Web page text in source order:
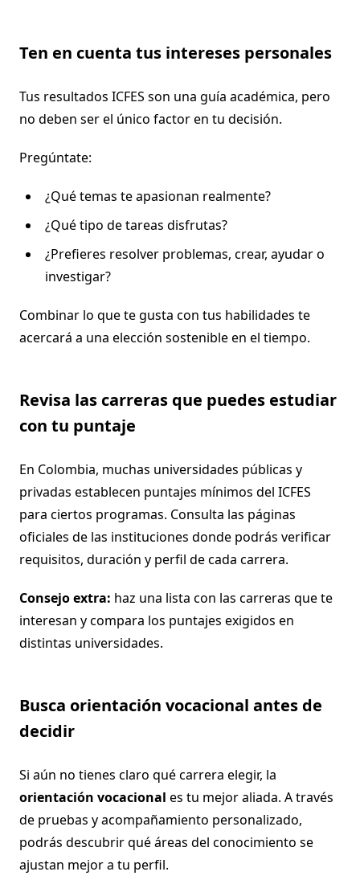
Ten en cuenta tus intereses personales
Tus resultados ICFES son una guía académica, pero
no deben ser el único factor en tu decisión.
Pregúntate:
¿Qué temas te apasionan realmente?
¿Qué tipo de tareas disfrutas?
¿Prefieres resolver problemas, crear, ayudar o
investigar?
Combinar lo que te gusta con tus habilidades te
acercará a una elección sostenible en el tiempo.
Revisa las carreras que puedes estudiar
con tu puntaje
En Colombia, muchas universidades públicas y
privadas establecen puntajes mínimos del ICFES
para ciertos programas. Consulta las páginas
oficiales de las instituciones donde podrás verificar
requisitos, duración y perfil de cada carrera.
Consejo extra: haz una lista con las carreras que te
interesan y compara los puntajes exigidos en
distintas universidades.
Busca orientación vocacional antes de
decidir
Si aún no tienes claro qué carrera elegir, la
orientación vocacional es tu mejor aliada. A través
de pruebas y acompañamiento personalizado,
podrás descubrir qué áreas del conocimiento se
ajustan mejor a tu perfil.